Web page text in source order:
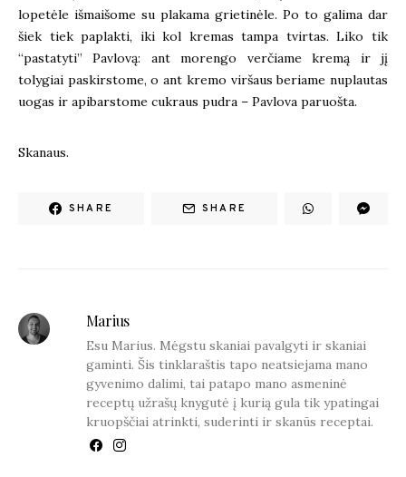
lopetėle išmaišome su plakama grietinėle. Po to galima dar
šiek tiek paplakti, iki kol kremas tampa tvirtas. Liko tik
“pastatyti” Pavlovą: ant morengo verčiame kremą ir jį
tolygiai paskirstome, o ant kremo viršaus beriame nuplautas
uogas ir apibarstome cukraus pudra – Pavlova paruošta.
Skanaus.
SHARE SHARE
Marius
Esu Marius. Mėgstu skaniai pavalgyti ir skaniai
gaminti. Šis tinklaraštis tapo neatsiejama mano
gyvenimo dalimi, tai patapo mano asmeninė
receptų užrašų knygutė į kurią gula tik ypatingai
kruopščiai atrinkti, suderinti ir skanūs receptai.